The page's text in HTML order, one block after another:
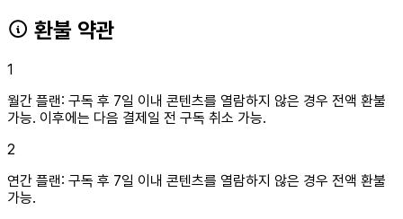
환불 약관
1
월간 플랜: 구독 후 7일 이내 콘텐츠를 열람하지 않은 경우 전액 환불
가능. 이후에는 다음 결제일 전 구독 취소 가능.
2
연간 플랜: 구독 후 7일 이내 콘텐츠를 열람하지 않은 경우 전액 환불
가능.